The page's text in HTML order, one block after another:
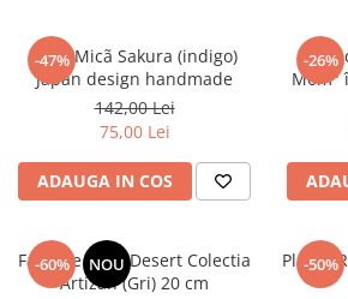
-47%
Vazã Micã Sakura (indigo)
Japan design handmade
142,00 Lei
75,00 Lei
ADAUGA IN COS
-26%
Setul
Mom"
-60% NOU
Farfurie Mica Desert Colectia
Artizan (Gri) 20 cm
-50%
Platou